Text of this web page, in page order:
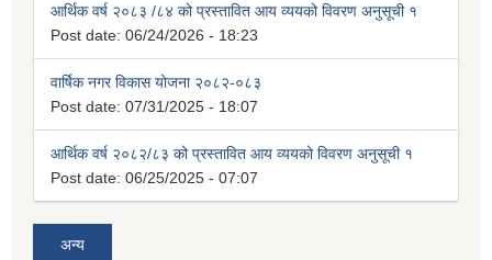
आर्थिक वर्ष २०८३ /८४ को प्रस्तावित आय व्ययको विवरण अनुसूची १
Post date: 06/24/2026 - 18:23
वार्षिक नगर विकास योजना २०८२-०८३
Post date: 07/31/2025 - 18:07
आर्थिक वर्ष २०८२/८३ को प्रस्तावित आय व्ययको विवरण अनुसूची १
Post date: 06/25/2025 - 07:07
अन्य